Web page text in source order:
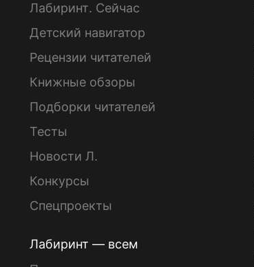
Лабиринт. Сейчас
Детский навигатор
Рецензии читателей
Книжные обзоры
Подборки читателей
Тесты
Новости Л.
Конкурсы
Спецпроекты
Лабиринт — всем